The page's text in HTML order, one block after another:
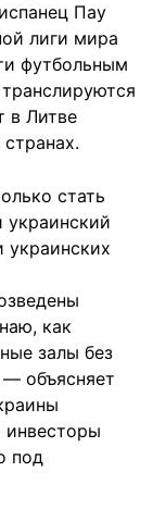
Пау
лиги мира
футбольным
в Литве
стать
украинских
как
залы без
объясняет
инвесторы
под